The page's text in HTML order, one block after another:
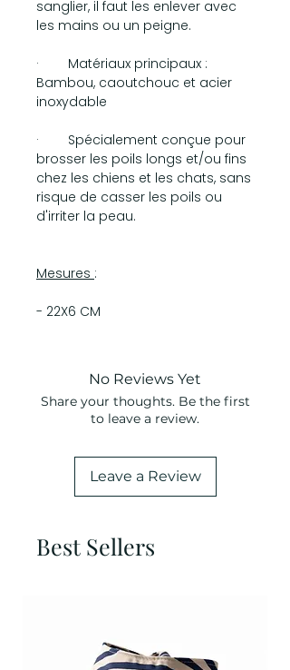
sanglier, il faut les enlever avec
les mains ou un peigne.
· Matériaux principaux :
Bambou, caoutchouc et acier
inoxydable
· Spécialement conçue pour
brosser les poils longs et/ou fins
chez les chiens et les chats, sans
risque de casser les poils ou
d'irriter la peau.
Mesures :
- 22X6 CM
No Reviews Yet
Share your thoughts. Be the first
to leave a review.
Leave a Review
Best Sellers